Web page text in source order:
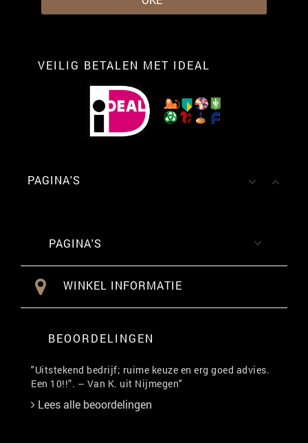
VEILIG BETALEN MET IDEAL
PAGINA'S  
PAGINA'S 
WINKEL INFORMATIE
BEOORDELINGEN
"Uitstekend bedrijf; ruime keuze en erg goed advies.
Een 10!!”. – Van K. uit Nijmegen"
Lees alle beoordelingen